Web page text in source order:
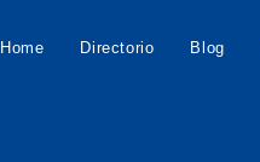
Home Directorio Blog